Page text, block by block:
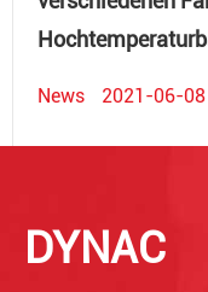
News 2021-06-08
DYNAC